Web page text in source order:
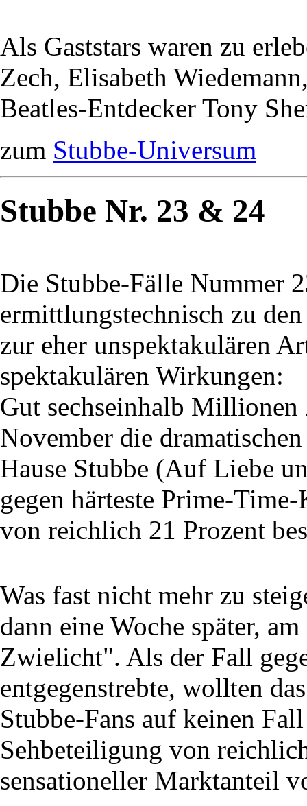
Als Gaststars waren zu
Zech, Elisabeth
Beatles-Entdecker Tony
zum Stubbe-Universum
Stubbe Nr. 23 & 24
Die Stubbe-Fälle Nummer
ermittlungstechnisch zu
zur eher unspektakulären
spektakulären Wirkungen:
Gut sechseinhalb Millionen
November die
Hause Stubbe (Auf Liebe
gegen härteste Prime-
von reichlich 21 Prozent
Was fast nicht mehr zu
dann eine Woche später,
Zwielicht". Als der Fall
entgegenstrebte, wollten
Stubbe-Fans auf keinen
Sehbeteiligung von
sensationeller Marktanteil